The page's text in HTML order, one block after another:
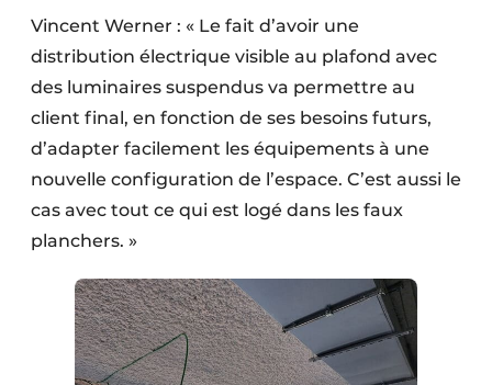
Vincent Werner : « Le fait d’avoir une
distribution électrique visible au plafond avec
des luminaires suspendus va permettre au
client final, en fonction de ses besoins futurs,
d’adapter facilement les équipements à une
nouvelle configuration de l’espace. C’est aussi le
cas avec tout ce qui est logé dans les faux
planchers. »